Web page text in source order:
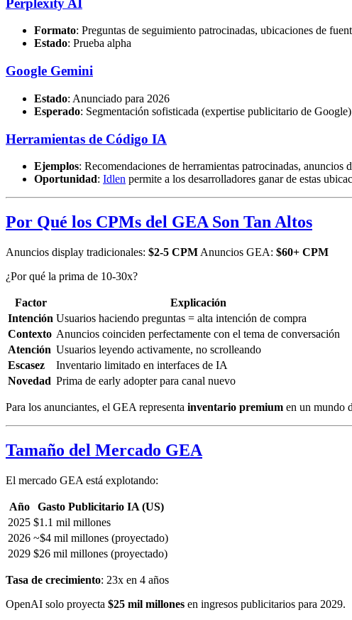
Perplexity AI
Formato: Preguntas de seguimiento patrocinadas, ubicaciones de
Estado: Prueba alpha
Google Gemini
Estado: Anunciado para 2026
Esperado: Segmentación sofisticada (expertise publicitario de Google)
Herramientas de Código IA
Ejemplos: Recomendaciones de herramientas patrocinadas, anuncios
Oportunidad: Idlen permite a los desarrolladores ganar de estas
Por Qué los CPMs del GEA Son Tan Altos
Anuncios display tradicionales: $2-5 CPM Anuncios GEA: $60+ CPM
¿Por qué la prima de 10-30x?
Factor
Explicación
Intención Usuarios haciendo preguntas = alta intención de compra
Contexto Anuncios coinciden perfectamente con el tema de conversación
Atención Usuarios leyendo activamente, no scrolleando
Escasez
Inventario limitado en interfaces de IA
Novedad Prima de early adopter para canal nuevo
Para los anunciantes, el GEA representa inventario premium en un mundo
Tamaño del Mercado GEA
El mercado GEA está explotando:
Año
Gasto Publicitario IA (US)
2025 $1.1 mil millones
2026 ~$4 mil millones (proyectado)
2029 $26 mil millones (proyectado)
Tasa de crecimiento: 23x en 4 años
OpenAI solo proyecta $25 mil millones en ingresos publicitarios para 2029.